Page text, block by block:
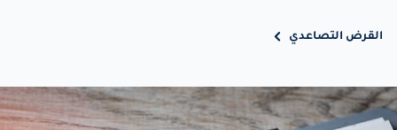
القرض التصاعدي